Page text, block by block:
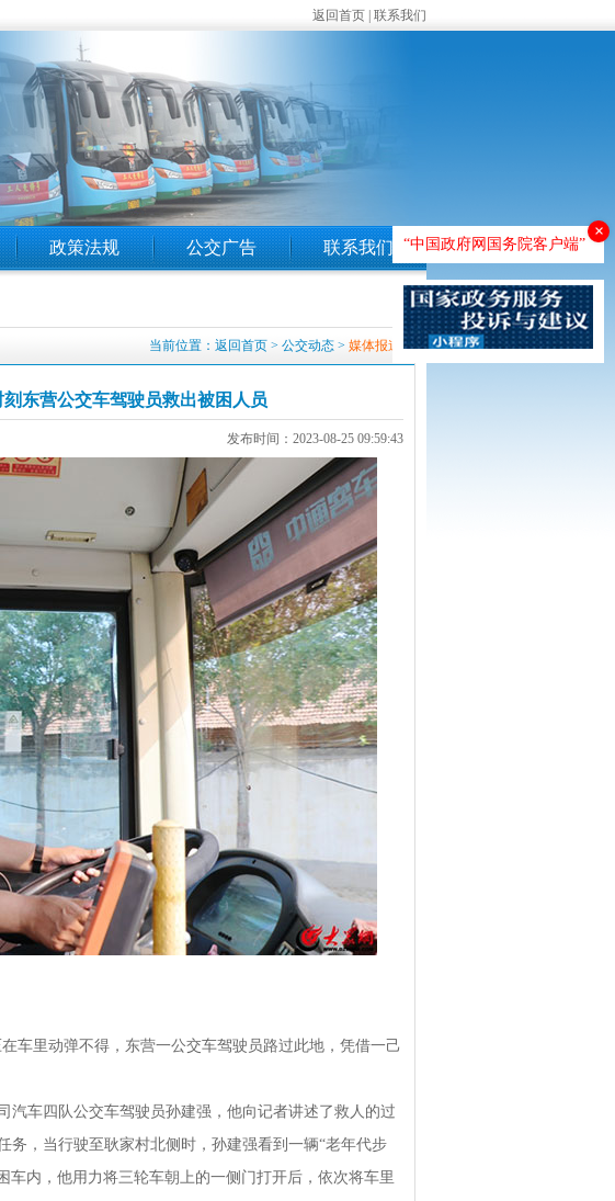
返回首页 联系我们
政策法规 公交广告 联系我们
当前位置： 返回首页 > 公交动态 > 媒体报道
东营公交车驾驶员救出被困人员
发布时间：2023-08-25 09:59:43
里动弹不得，东营一公交车驾驶员路过此地，凭借一己
车四队公交车驾驶员孙建强，他向记者讲述了救人的过
务，当行驶至耿家村北侧时，孙建强看到一辆“老年代步
内，他用力将三轮车朝上的一侧门打开后，依次将车里
×
“中国政府网国务院客户端”